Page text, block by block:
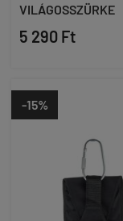
VILÁGOSSZÜRKE
5 290 Ft
-15%